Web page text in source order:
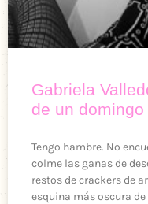
Gabriela
de un
Tengo hambre. No
colme las ganas de
restos de crackers de
esquina más oscura